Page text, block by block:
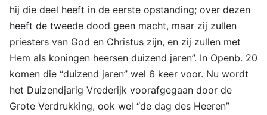
hij die deel heeft in de eerste opstanding; over dezen
heeft de tweede dood geen macht, maar zij zullen
priesters van God en Christus zijn, en zij zullen met
Hem als koningen heersen duizend jaren”. In Openb. 20
komen die “duizend jaren” wel 6 keer voor. Nu wordt
het Duizendjarig Vrederijk voorafgegaan door de
Grote Verdrukking, ook wel “de dag des Heeren”